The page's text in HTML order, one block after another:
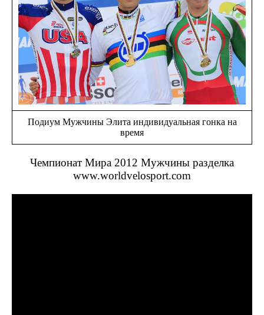
Подиум Мужчины Элита индивидуальная гонка на
время
Чемпионат Мира 2012 Мужчины разделка
www.worldvelosport.com